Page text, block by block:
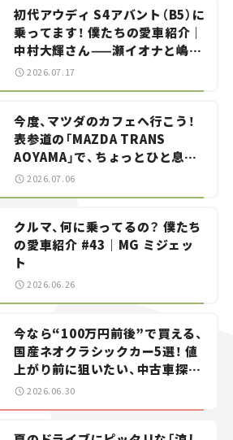
初代アウディ S4アバント（B5）に
乗ってます！ 僕たちの愛車紹介｜
中村大輝さん——瀬イオナと嶋田
智之の「クルマでざっくばらんば
らん！」＃20
2026.07.17
今度、マツダのカフェへ行こう！
表参道の「MAZDA TRANS
AOYAMA」で、ちょっとひと息。
——連載｜CCGとクルマでどうす
2026.07.06
クルマ、何に乗ってるの？ 僕たち
の愛車紹介 #43｜MG ミジェッ
ト
2026.06.26
今なら“100万円前後”で買える、
国産ネオクラシックカー5選！ 値
上がり前に狙いたい、中古車探し
をお手伝い――ちょっとイケてるマ
2026.06.30